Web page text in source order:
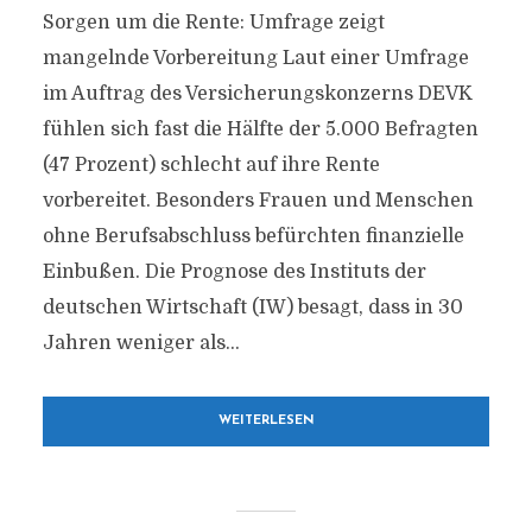
Sorgen um die Rente: Umfrage zeigt
mangelnde Vorbereitung Laut einer Umfrage
im Auftrag des Versicherungskonzerns DEVK
fühlen sich fast die Hälfte der 5.000 Befragten
(47 Prozent) schlecht auf ihre Rente
vorbereitet. Besonders Frauen und Menschen
ohne Berufsabschluss befürchten finanzielle
Einbußen. Die Prognose des Instituts der
deutschen Wirtschaft (IW) besagt, dass in 30
Jahren weniger als...
WEITERLESEN